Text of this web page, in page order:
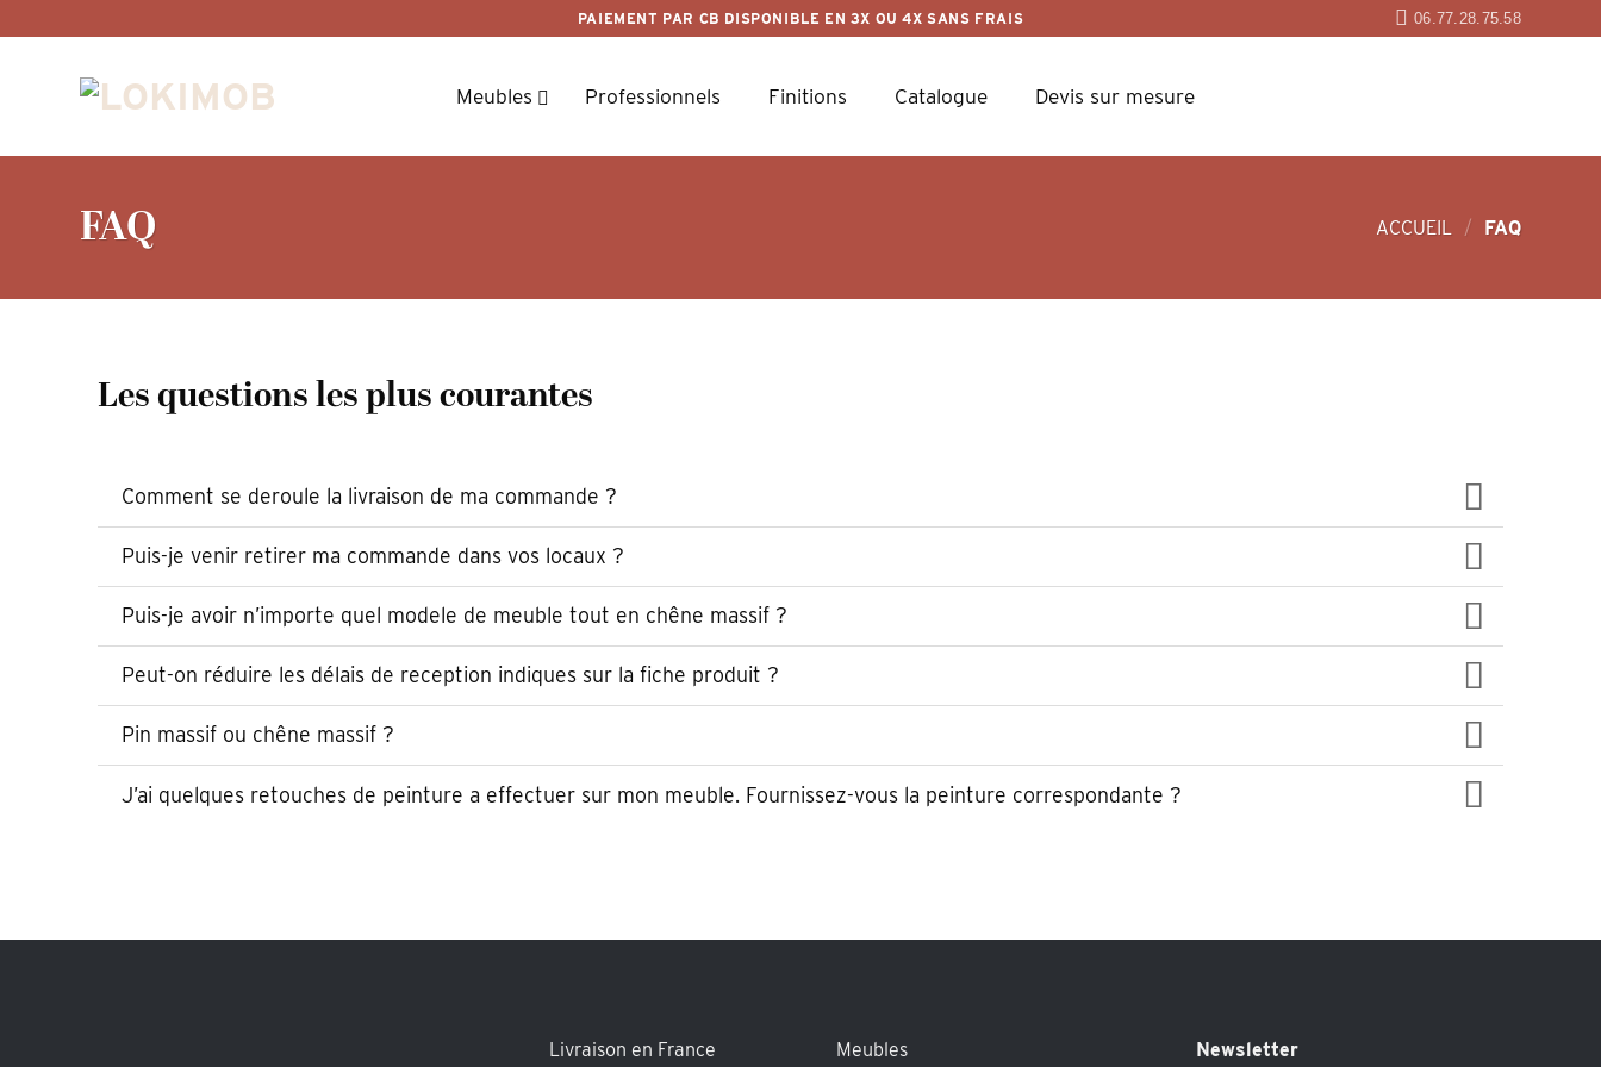
to
PAIEMENT PAR CB DISPONIBLE EN 3X OU 4X SANS FRAIS 06.77.28.75.58
Meubles Professionnels Finitions Catalogue Devis sur mesure
FAQ ACCUEIL / FAQ
Les questions les plus courantes
Comment se deroule la livraison de ma commande ?
Puis-je venir retirer ma commande dans vos locaux ?
Puis-je avoir n’importe quel modele de meuble tout en chêne massif ?
Peut-on réduire les délais de reception indiques sur la fiche produit ?
Pin massif ou chêne massif ?
J’ai quelques retouches de peinture a effectuer sur mon meuble. Fournissez-vous la peinture correspondante ?
Livraison en France Meubles Newsletter